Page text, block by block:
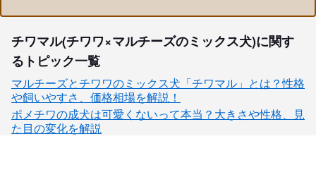
チワマル(チワワ×マルチーズのミックス犬)に関す
るトピック一覧
マルチーズとチワワのミックス犬「チワマル」とは？性格
や飼いやすさ、価格相場を解説！
ポメチワの成犬は可愛くないって本当？大きさや性格、見
た目の変化を解説